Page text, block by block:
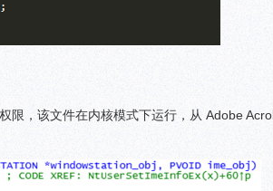
限，该文件在内核模式下运行，从 Adobe